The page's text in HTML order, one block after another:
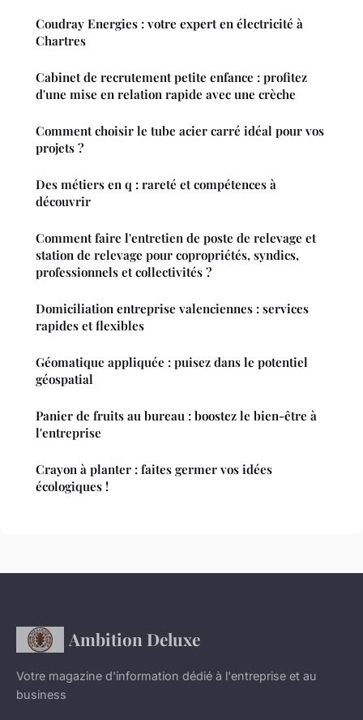
Coudray Energies : votre expert en électricité à
Chartres
Cabinet de recrutement petite enfance : profitez
d'une mise en relation rapide avec une crèche
Comment choisir le tube acier carré idéal pour vos
projets ?
Des métiers en q : rareté et compétences à
découvrir
Comment faire l'entretien de poste de relevage et
station de relevage pour copropriétés, syndics,
professionnels et collectivités ?
Domiciliation entreprise valenciennes : services
rapides et flexibles
Géomatique appliquée : puisez dans le potentiel
géospatial
Panier de fruits au bureau : boostez le bien-être à
l'entreprise
Crayon à planter : faites germer vos idées
écologiques !
Ambition Deluxe
Votre magazine d'information dédié à l'entreprise et au
business